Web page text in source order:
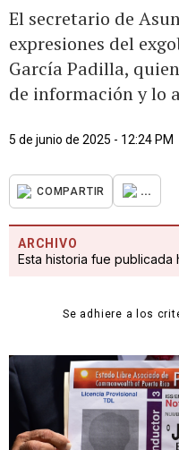
El secretario de
expresiones del
García Padilla,
de información y lo
5 de junio de 2025 - 12:24 PM
COMPARTIR ...
ARCHIVO
Esta historia fue publicada
Se adhiere a los